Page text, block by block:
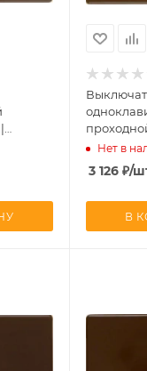
3036 | 1675
Нет в
3 126₽/
В